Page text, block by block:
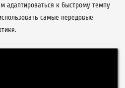
адаптироваться к быстрому темпу
самые передовые